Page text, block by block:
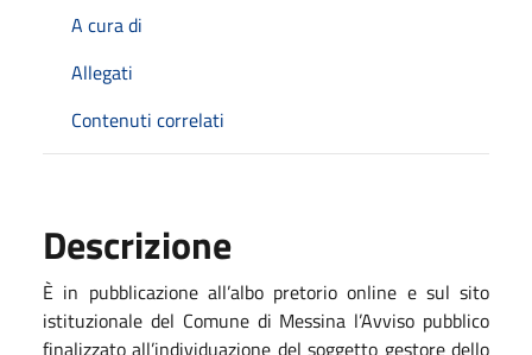
A cura di
Allegati
Contenuti correlati
Descrizione
È in pubblicazione all’albo pretorio online e sul sito
istituzionale del Comune di Messina l’Avviso pubblico
finalizzato all’individuazione del soggetto gestore dello